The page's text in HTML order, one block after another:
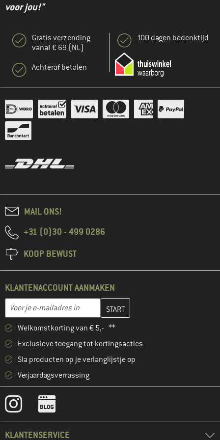
voor jou!"
Gratis verzending
vanaf € 69 (NL)
Achteraf betalen
100 dagen bedenktijd
MAIL ONS!
+31 (0)30 - 499 0286
KOOP BEWUST
KLANTENACCOUNT AANMAKEN
E-mailadres
Vul je e-mailadres hier in en maak in de volgende stap je
Welkomstkorting van € 5,- **
Exclusieve toegang tot kortingsacties
Sla producten op je verlanglijstje op
Verjaardagsverrassing
KLANTENSERVICE